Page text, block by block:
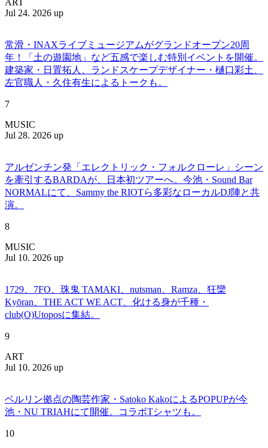
ART
Jul 24. 2026 up
常滑・INAXライブミュージアムがグランドオープン20周
年！「土の遊園地」など五感で楽しむ特別イベントを開催。
建築家・日置拓人、ランドスケープデザイナー・樋口彩土、
左官職人・久住有生によるトークも。
7
MUSIC
Jul 28. 2026 up
アルゼンチン発「エレクトリック・フォルクローレ」シーン
を牽引するBARDAが、日本初ツアーへ。今池・Sound Bar
NORMALにて、Sammy the RIOTら多彩なローカルDJ陣と共
演。
8
MUSIC
Jul 10. 2026 up
1729、7FO、珠鬼 TAMAKI、nutsman、Ramza、狂欒
Kyōran、THE ACT WE ACT、化ける身が千種・
club(O)Utoposに集結。
9
ART
Jul 10. 2026 up
ベルリン拠点の陶芸作家・Satoko KakoによるPOPUPが今
池・NU TRIAHにて開催。コラボTシャツも。
10